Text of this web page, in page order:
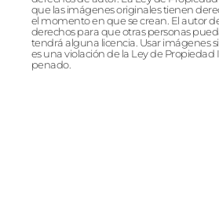
que las imágenes originales tienen
el momento en que se crean. El autor
derechos para que otras personas
tendrá alguna licencia. Usar imágenes
es una violación de la Ley de Propiedad
penado.